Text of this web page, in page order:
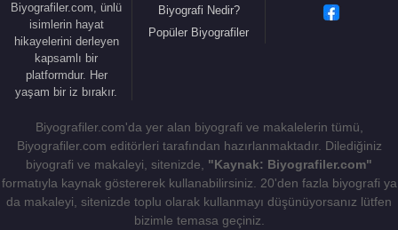
Biyografiler.com, ünlü
isimlerin hayat
hikayelerini derleyen
kapsamlı bir
platformdur. Her
yaşam bir iz bırakır.
Biyografi Nedir?
Popüler Biyografiler
Biyografiler.com'da yer alan biyografi ve makalelerin tümü,
Biyografiler.com editörleri tarafından hazırlanmaktadır. Dilediğiniz
biyografi ve makaleyi, sitenizde, "Kaynak: Biyografiler.com"
formatıyla kaynak göstererek kullanabilirsiniz. 20'den fazla biyografi ya
da makaleyi, sitenizde toplu olarak kullanmayı düşünüyorsanız lütfen
bizimle temasa geçiniz.